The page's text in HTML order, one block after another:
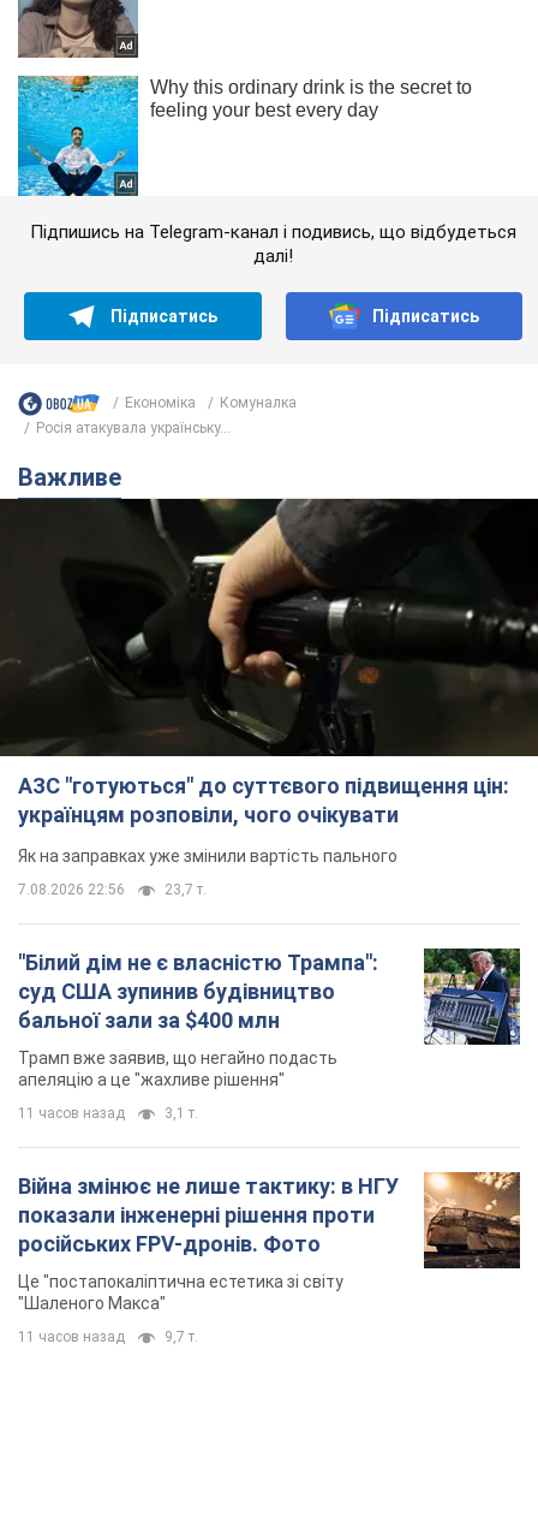
Підпишись на Telegram-канал і подивись, що відбудеться
далі!
Підписатись Підписатись
Економіка
Комуналка
Росія атакувала українську...
Важливе
АЗС "готуються" до суттєвого підвищення цін:
українцям розповіли, чого очікувати
Як на заправках уже змінили вартість пального
7.08.2026 22:56 23,7 т.
"Білий дім не є власністю Трампа":
суд США зупинив будівництво
бальної зали за $400 млн
Трамп вже заявив, що негайно подасть
апеляцію а це "жахливе рішення"
11 часов назад 3,1 т.
Війна змінює не лише тактику: в НГУ
показали інженерні рішення проти
російських FPV-дронів. Фото
Це "постапокаліптична естетика зі світу
"Шаленого Макса"
11 часов назад 9,7 т.